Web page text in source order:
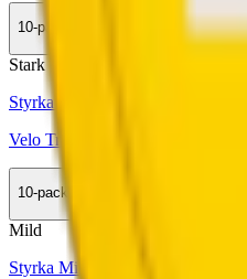
10-pack
Stark
Styrka Stark · Slim
Velo Tropical Mango 14
10-pack
Mild
Styrka Mild · Slim